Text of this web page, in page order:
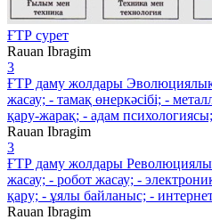
ҒТР сурет
Rauan Ibragim
3
ҒТР даму жолдары
жасау; - тамақ өнеркәсібі; -
қару-жарақ; - адам
Rauan Ibragim
3
ҒТР даму жолдары
жасау; - робот жасау; -
қару; - ұялы байланыс; -
Rauan Ibragim